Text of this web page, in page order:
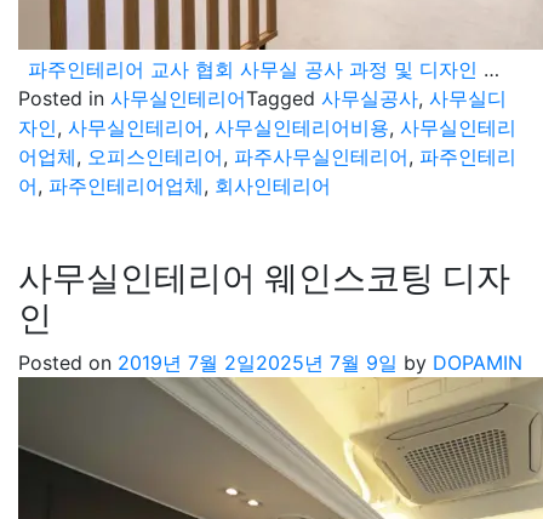
파주인테리어 교사 협회 사무실 공사 과정 및 디자인 소개
Posted in 사무실인테리어Tagged 사무실공사, 사무실디
자인, 사무실인테리어, 사무실인테리어비용, 사무실인테리
어업체, 오피스인테리어, 파주사무실인테리어, 파주인테리
어, 파주인테리어업체, 회사인테리어
사무실인테리어 웨인스코팅 디자
인
Posted on 2019년 7월 2일2025년 7월 9일 by DOPAMIN